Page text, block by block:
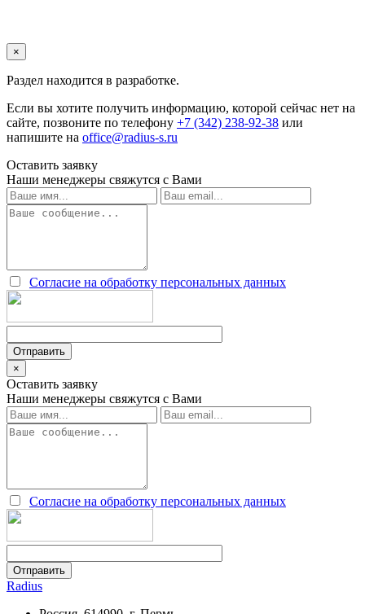
×
Раздел находится в разработке.
Если вы хотите получить информацию, которой сейчас нет на
сайте, позвоните по телефону +7 (342) 238-92-38 или
напишите на office@radius-s.ru
Оставить заявку
Наши менеджеры свяжутся с Вами
Согласие на обработку персональных данных
×
Оставить заявку
Наши менеджеры свяжутся с Вами
Согласие на обработку персональных данных
Radius